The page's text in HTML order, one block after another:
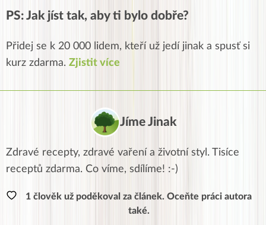
PS: Jak jíst tak, aby ti bylo dobře?
Přidej se k 20 000 lidem, kteří už jedí jinak a spusť si
kurz zdarma. Zjistit více
Jíme Jinak
Zdravé recepty, zdravé vaření a životní styl. Tisíce
receptů zdarma. Co víme, sdílíme! :-)
1 člověk už poděkoval za článek. Oceňte práci autora
také.